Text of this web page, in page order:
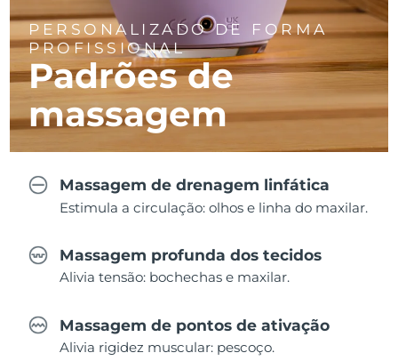
PERSONALIZADO DE FORMA
PROFISSIONAL
Padrões de
massagem
Massagem de drenagem linfática
Estimula a circulação: olhos e linha do maxilar.
Massagem profunda dos tecidos
Alivia tensão: bochechas e maxilar.
Massagem de pontos de ativação
Alivia rigidez muscular: pescoço.